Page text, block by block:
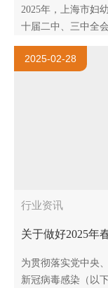
2025年，上海市妇
十届二中、三中全
要讲话精神，按照
为中心，..
2025-02-28
行业资讯
关于做好2025年
为贯彻落实党中央
新冠病毒感染（以